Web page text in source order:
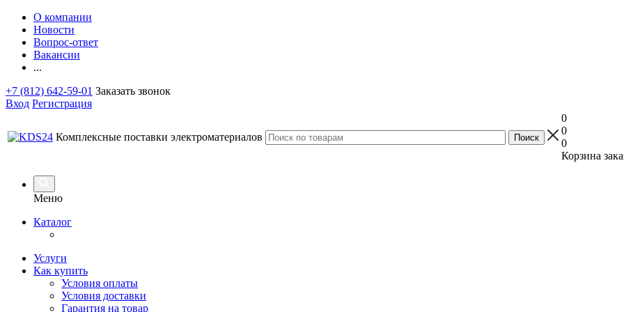
О компании
Новости
Вопрос-ответ
Вакансии
...
+7 (812) 642-59-01 Заказать звонок
Вход Регистрация
Комплексные поставки электроматериалов
0
0
0
Корзина
Меню
Каталог
Услуги
Как купить
Условия оплаты
Условия доставки
Гарантия на товар